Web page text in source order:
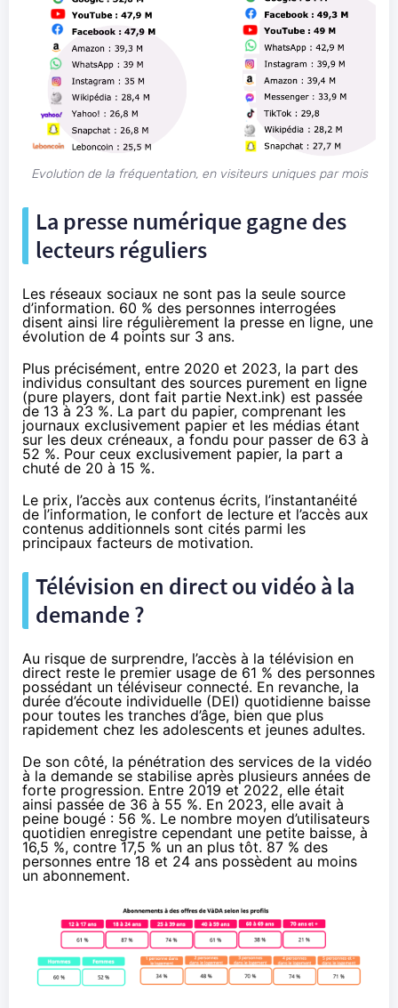
Evolution de la fréquentation, en visiteurs uniques par mois
La presse numérique gagne des
lecteurs réguliers
Les réseaux sociaux ne sont pas la seule source
d’information. 60 % des personnes interrogées
disent ainsi lire régulièrement la presse en ligne, une
évolution de 4 points sur 3 ans.
Plus précisément, entre 2020 et 2023, la part des
individus consultant des sources purement en ligne
(pure players, dont fait partie Next.ink) est passée
de 13 à 23 %. La part du papier, comprenant les
journaux exclusivement papier et les médias étant
sur les deux créneaux, a fondu pour passer de 63 à
52 %. Pour ceux exclusivement papier, la part a
chuté de 20 à 15 %.
Le prix, l’accès aux contenus écrits, l’instantanéité
de l’information, le confort de lecture et l’accès aux
contenus additionnels sont cités parmi les
principaux facteurs de motivation.
Télévision en direct ou vidéo à la
demande ?
Au risque de surprendre, l’accès à la télévision en
direct reste le premier usage de 61 % des personnes
possédant un téléviseur connecté. En revanche, la
durée d’écoute individuelle (DEI) quotidienne baisse
pour toutes les tranches d’âge, bien que plus
rapidement chez les adolescents et jeunes adultes.
De son côté, la pénétration des services de la vidéo
à la demande se stabilise après plusieurs années de
forte progression. Entre 2019 et 2022, elle était
ainsi passée de 36 à 55 %. En 2023, elle avait à
peine bougé : 56 %. Le nombre moyen d’utilisateurs
quotidien enregistre cependant une petite baisse, à
16,5 %, contre 17,5 % un an plus tôt. 87 % des
personnes entre 18 et 24 ans possèdent au moins
un abonnement.